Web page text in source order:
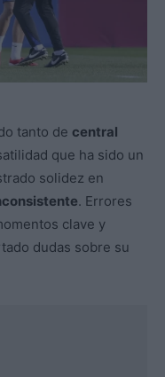
tanto de central
que ha sido un
solidez en
. Errores
clave y
dudas sobre su